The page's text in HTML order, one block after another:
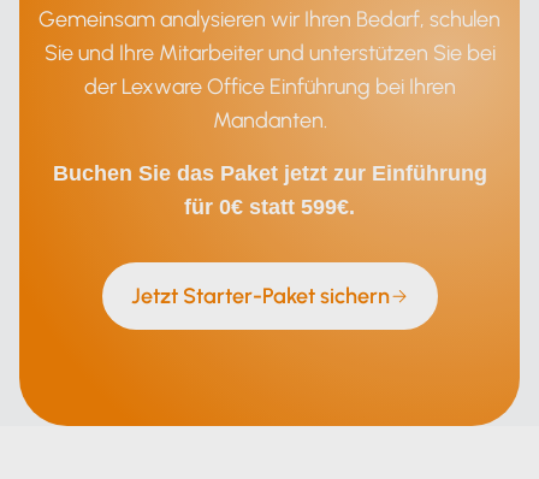
Gemeinsam analysieren wir Ihren Bedarf, schulen
Sie und Ihre Mitarbeiter und unterstützen Sie bei
der Lexware Office Einführung bei Ihren
Mandanten.
Buchen Sie das Paket jetzt zur Einführung
für 0€ statt 599€.
Jetzt Starter-Paket sichern